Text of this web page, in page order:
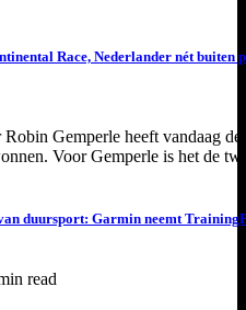
Race, Nederlander nét buiten
Gemperle heeft vandaag de
Voor Gemperle is het de
duursport: Garmin neemt
read